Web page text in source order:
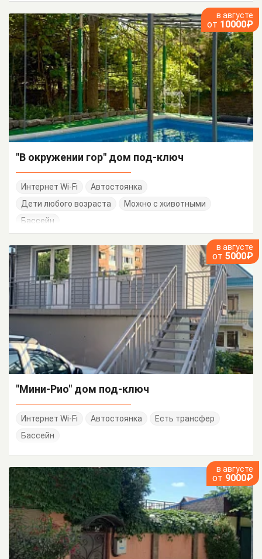
в августе
от 10000₽
"В окружении гор" дом под-ключ
Интернет Wi-Fi
Автостоянка
Дети любого возраста
Можно с животными
Бассейн
в августе
от 5000₽
"Мини-Рио" дом под-ключ
Интернет Wi-Fi Автостоянка
Есть трансфер
Бассейн
в августе
от 9000₽